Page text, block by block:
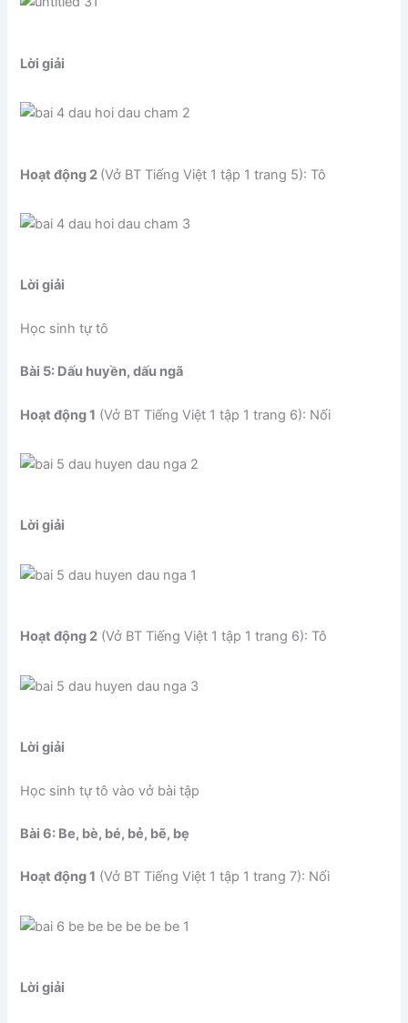
Lời giải
Hoạt động 2 (Vở BT Tiếng Việt 1 tập 1 trang 5): Tô
Lời giải
Học sinh tự tô
Bài 5: Dấu huyền, dấu ngã
Hoạt động 1 (Vở BT Tiếng Việt 1 tập 1 trang 6): Nối
Lời giải
Hoạt động 2 (Vở BT Tiếng Việt 1 tập 1 trang 6): Tô
Lời giải
Học sinh tự tô vào vở bài tập
Bài 6: Be, bè, bé, bẻ, bẽ, bẹ
Hoạt động 1 (Vở BT Tiếng Việt 1 tập 1 trang 7): Nối
Lời giải